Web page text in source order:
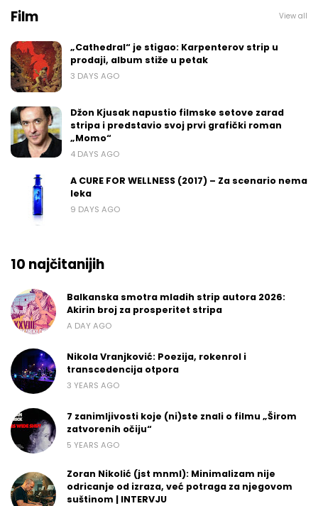
Film View all
„Cathedral“ je stigao: Karpenterov strip u
prodaji, album stiže u petak
3 DAYS AGO
Džon Kjusak napustio filmske setove zarad
stripa i predstavio svoj prvi grafički roman
„Momo“
4 DAYS AGO
A CURE FOR WELLNESS (2017) – Za scenario nema
leka
9 DAYS AGO
10 najčitanijih
Balkanska smotra mladih strip autora 2026:
Akirin broj za prosperitet stripa
A DAY AGO
Nikola Vranjković: Poezija, rokenrol i
transcedencija otpora
3 YEARS AGO
7 zanimljivosti koje (ni)ste znali o filmu „Širom
zatvorenih očiju“
5 YEARS AGO
Zoran Nikolić (jst mnml): Minimalizam nije
odricanje od izraza, već potraga za njegovom
suštinom | INTERVJU